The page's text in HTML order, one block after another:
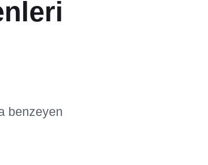
benzeyen